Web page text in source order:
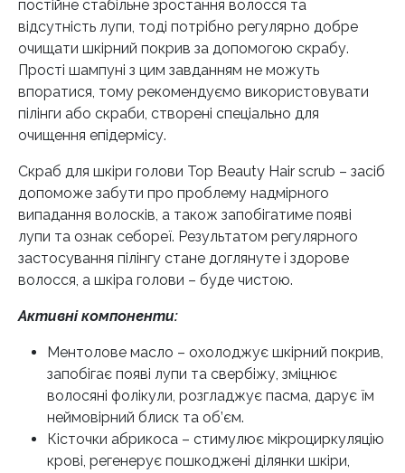
постійне стабільне зростання волосся та
відсутність лупи, тоді потрібно регулярно добре
очищати шкірний покрив за допомогою скрабу.
Прості шампуні з цим завданням не можуть
впоратися, тому рекомендуємо використовувати
пілінги або скраби, створені спеціально для
очищення епідермісу.
Скраб для шкіри голови Top Beauty Hair scrub – засіб
допоможе забути про проблему надмірного
випадання волосків, а також запобігатиме появі
лупи та ознак себореї. Результатом регулярного
застосування пілінгу стане доглянуте і здорове
волосся, а шкіра голови – буде чистою.
Активні компоненти:
Ментолове масло – охолоджує шкірний покрив,
запобігає появі лупи та свербіжу, зміцнює
волосяні фолікули, розгладжує пасма, дарує їм
неймовірний блиск та об’єм.
Кісточки абрикоса – стимулює мікроциркуляцію
крові, регенерує пошкоджені ділянки шкіри,